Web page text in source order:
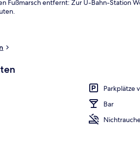
Fußmarsch entfernt: Zur U-Bahn-Station
Parkplätze
Bar